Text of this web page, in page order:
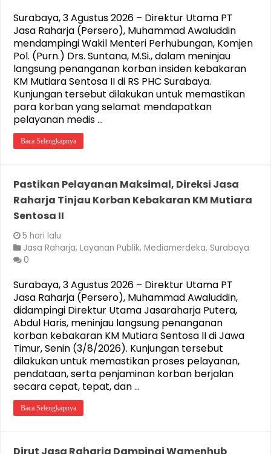
Surabaya, 3 Agustus 2026 – Direktur Utama PT
Jasa Raharja (Persero), Muhammad Awaluddin
mendampingi Wakil Menteri Perhubungan, Komjen
Pol. (Purn.) Drs. Suntana, M.Si., dalam meninjau
langsung penanganan korban insiden kebakaran
KM Mutiara Sentosa II di RS PHC Surabaya.
Kunjungan tersebut dilakukan untuk memastikan
para korban yang selamat mendapatkan
pelayanan medis …
Baca Selengkapnya
Pastikan Pelayanan Maksimal, Direksi Jasa
Raharja Tinjau Korban Kebakaran KM Mutiara
Sentosa II
5 hari lalu
Jasa Raharja,Layanan Publik,Mediamerdeka, Surabaya
0
Surabaya, 3 Agustus 2026 – Direktur Utama PT
Jasa Raharja (Persero), Muhammad Awaluddin,
didampingi Direktur Utama Jasaraharja Putera,
Abdul Haris, meninjau langsung penanganan
korban kebakaran KM Mutiara Sentosa II di Jawa
Timur, Senin (3/8/2026). Kunjungan tersebut
dilakukan untuk memastikan proses pelayanan,
pendataan, serta penjaminan korban berjalan
secara cepat, tepat, dan …
Baca Selengkapnya